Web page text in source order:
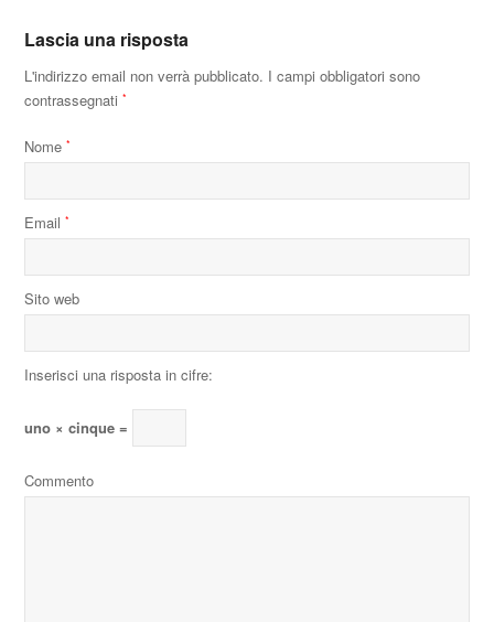
Lascia una risposta
L'indirizzo email non verrà pubblicato. I campi obbligatori sono
contrassegnati*
Nome*
Email*
Sito web
Inserisci una risposta in cifre:
uno × cinque =
Commento